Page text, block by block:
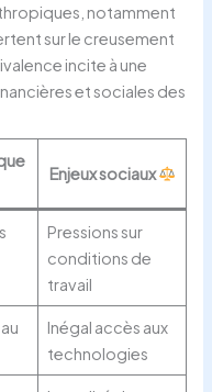
notamment
sur le creusement
incite à une
et sociales des
Enjeux sociaux
Pressions sur
conditions de
travail
Inégal accès aux
technologies